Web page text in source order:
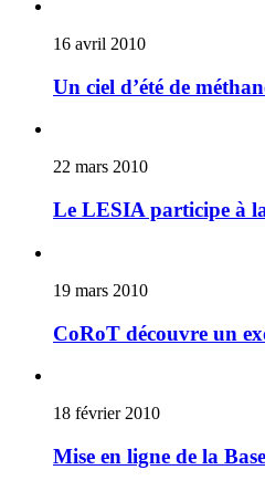
16 avril 2010
Un ciel d’été de
22 mars 2010
Le LESIA participe à
19 mars 2010
CoRoT découvre un
18 février 2010
Mise en ligne de la